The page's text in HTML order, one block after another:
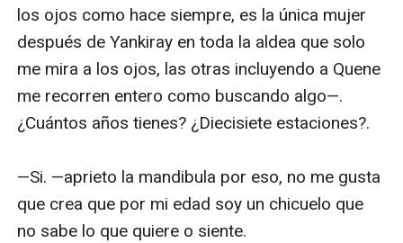
los ojos como hace siempre, es la única mujer
después de Yankiray en toda la aldea que solo
me mira a los ojos, las otras incluyendo a Quene
me recorren entero como buscando algo—.
¿Cuántos años tienes? ¿Diecisiete estaciones?.
—Si. —aprieto la mandibula por eso, no me gusta
que crea que por mi edad soy un chicuelo que
no sabe lo que quiere o siente.